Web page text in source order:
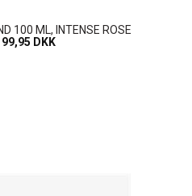
100 ML, INTENSE ROSE
99,95 DKK